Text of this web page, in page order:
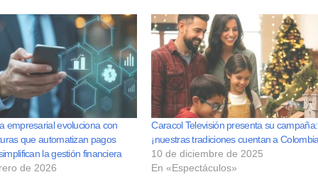
empresarial evoluciona con
que automatizan pagos
la gestión financiera
de 2026
Caracol Televisión presenta su campaña:
¡nuestras tradiciones cuentan a
10 de diciembre de 2025
En «Espectáculos»